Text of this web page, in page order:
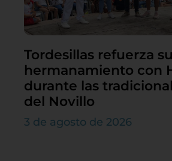
Tordesillas refuerza su
hermanamiento con
durante las
del Novillo
3 de agosto de 2026